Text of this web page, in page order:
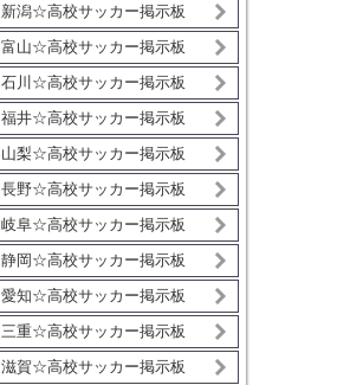
新潟☆高校サッカー掲示板
富山☆高校サッカー掲示板
石川☆高校サッカー掲示板
福井☆高校サッカー掲示板
山梨☆高校サッカー掲示板
長野☆高校サッカー掲示板
岐阜☆高校サッカー掲示板
静岡☆高校サッカー掲示板
愛知☆高校サッカー掲示板
三重☆高校サッカー掲示板
滋賀☆高校サッカー掲示板